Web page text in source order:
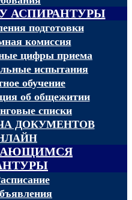
АСПИРАНТУРЫ
подготовки
комиссия
цифры приема
испытания
обучение
об общежитии
списки
ДОКУМЕНТОВ